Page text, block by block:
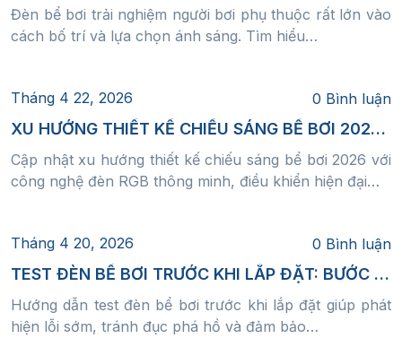
Tiêu chuẩn an toàn điện
Đây là yếu tố quan trọng nhất:
Bắt buộc có biến áp cách ly
Lắp thiết bị chống rò (ELCB/RCD)
Đầu nối kín tuyệt đối
Đèn bể bơi trải nghiệm người bơi phụ thuộc rất lớn vào
cách bố trí và lựa chọn ánh sáng. Tìm hiểu…
Tháng 4 22, 2026 0 Bình luận
XU HƯỚNG THIẾT KẾ CHIẾU SÁNG BỂ BƠI 2026 – NHỮNG CÔNG NGHỆ MỚI NHẤT BẠN KHÔNG NÊN BỎ QUA
Cập nhật xu hướng thiết kế chiếu sáng bể bơi 2026 với
công nghệ đèn RGB thông minh, điều khiển hiện đại…
Tháng 4 20, 2026 0 Bình luận
TEST ĐÈN BỂ BƠI TRƯỚC KHI LẮP ĐẶT: BƯỚC NHỎ NHƯNG QUYẾT ĐỊNH TOÀN BỘ ĐỘ BỀN HỆ THỐNG CHIẾU SÁNG HỒ BƠI
Hướng dẫn test đèn bể bơi trước khi lắp đặt giúp phát
hiện lỗi sớm, tránh đục phá hồ và đảm bảo…